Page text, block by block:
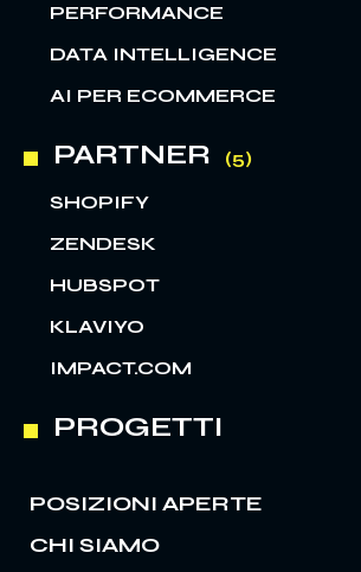
PERFORMANCE
DATA INTELLIGENCE
AI PER ECOMMERCE
PARTNER
SHOPIFY
ZENDESK
HUBSPOT
KLAVIYO
IMPACT.COM
PROGETTI
POSIZIONI APERTE
CHI SIAMO